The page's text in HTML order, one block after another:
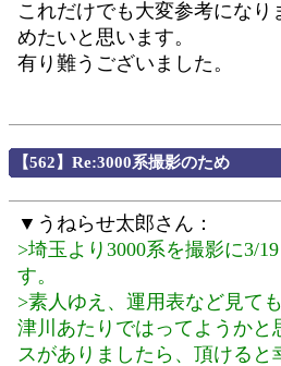
これだけでも大変参考にな
めたいと思います。
有り難うございました。
【562】Re:3000系撮影のため
▼うねらせ太郎さん：
>埼玉より3000系を撮影に3/
す。
>素人ゆえ、運用表など見て
津川あたりではってようか
スがありましたら、頂けると